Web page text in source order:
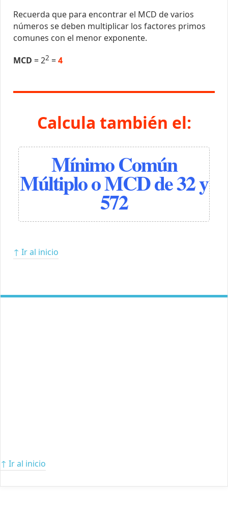
Recuerda que para encontrar el MCD de varios
números se deben multiplicar los factores primos
comunes con el menor exponente.
MCD = 22 =4
Calcula también el:
Mínimo Común
Múltiplo o MCD de 32 y
572
↑ Ir al inicio
↑ Ir al inicio